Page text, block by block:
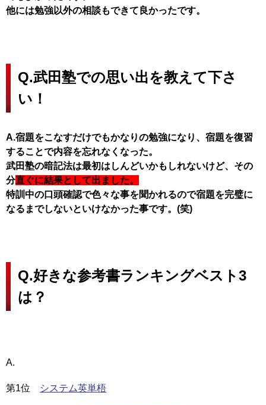
他には勉強以外の相談もできて良かったです。
Q.武田塾での思い出を教えて下さ
い！
A.宿題をこなすだけでもかなりの勉強になり、宿題を復習
することで内容を忘れなくなった。
武田塾の暗記法は最初はしんどいかもしれないけど、その
分直ぐに結果として出ました。
特訓中の口頭確認で色々な事を聞かれるので宿題を完璧に
なるまでしないといけなかった事です。(笑)
Q.好きな参考書ランキングベスト3
は？
A.
第1位 システム英単梧